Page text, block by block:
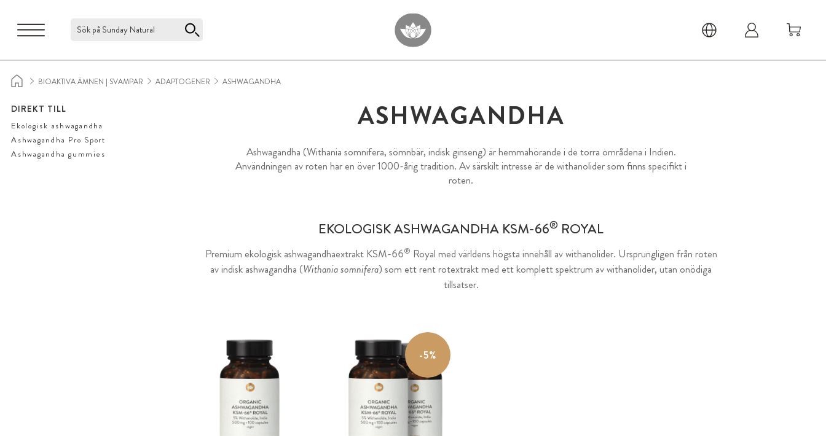
Sök på Sunday Natural
BIOAKTIVA ÄMNEN | SVAMPAR ADAPTOGENER ASHWAGANDHA
ASHWAGANDHA
Ashwagandha (Withania somnifera, sömnbär, indisk ginseng) är hemmahörande i de torra områdena i Indien.
Användningen av roten har en över 1000-årig tradition. Av särskilt intresse är de withanolider som finns specifikt i
roten.
EKOLOGISK ASHWAGANDHA KSM-66® ROYAL
Premium ekologisk ashwagandhaextrakt KSM-66® Royal med världens högsta innehåll av withanolider. Ursprungligen från roten
av indisk ashwagandha (Withania somnifera) som ett rent rotextrakt med ett komplett spektrum av withanolider, utan onödiga
tillsatser.
-5%
DIREKT TILL
Ekologisk ashwagandha
Ashwagandha Pro Sport
Ashwagandha gummies